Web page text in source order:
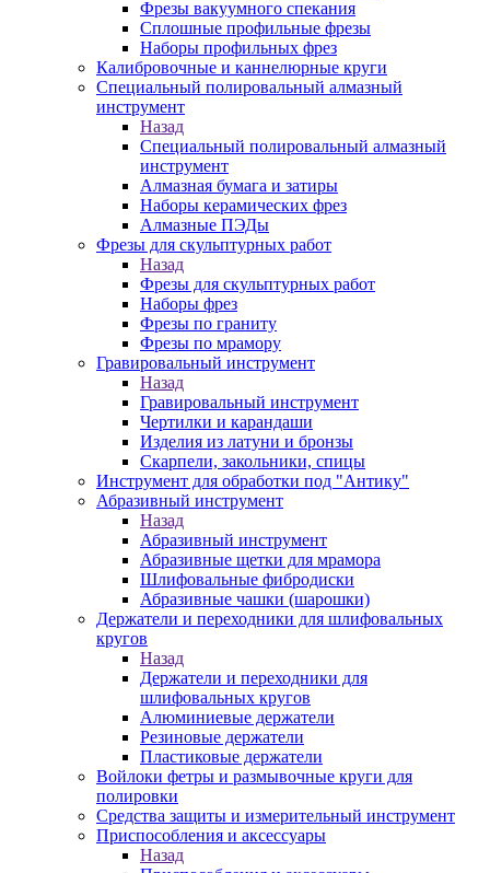
Фрезы вакуумного спекания
Сплошные профильные фрезы
Наборы профильных фрез
Калибровочные и каннелюрные круги
Специальный полировальный алмазный
инструмент
Назад
Специальный полировальный алмазный
инструмент
Алмазная бумага и затиры
Наборы керамических фрез
Алмазные ПЭДы
Фрезы для скульптурных работ
Назад
Фрезы для скульптурных работ
Наборы фрез
Фрезы по граниту
Фрезы по мрамору
Гравировальный инструмент
Назад
Гравировальный инструмент
Чертилки и карандаши
Изделия из латуни и бронзы
Скарпели, закольники, спицы
Инструмент для обработки под "Антику"
Абразивный инструмент
Назад
Абразивный инструмент
Абразивные щетки для мрамора
Шлифовальные фибродиски
Абразивные чашки (шарошки)
Держатели и переходники для шлифовальных
кругов
Назад
Держатели и переходники для
шлифовальных кругов
Алюминиевые держатели
Резиновые держатели
Пластиковые держатели
Войлоки фетры и размывочные круги для
полировки
Средства защиты и измерительный инструмент
Приспособления и аксессуары
Назад